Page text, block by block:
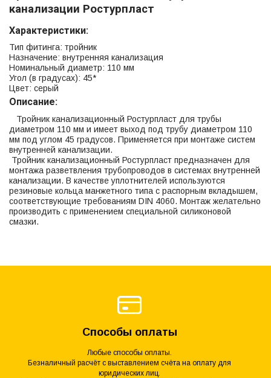
канализации Ростурпласт
Характеристики:
Тип фитинга: тройник
Назначение: внутренняя канализация
Номинальный диаметр: 110 мм
Угол (в градусах): 45*
Цвет: серый
Описание:
Тройник канализационный Ростурпласт для трубы
диаметром 110 мм и имеет выход под трубу диаметром 110
мм под углом 45 градусов. Применяется при монтаже систем
внутренней канализации.
Тройник канализационный Ростурпласт предназначен для
монтажа разветвления трубопроводов в системах внутренней
канализации. В качестве уплотнителей используются
резиновые кольца манжетного типа с распорным вкладышем,
соответствующие требованиям DIN 4060. Монтаж желательно
производить с применением специальной силиконовой
смазки.
Способы оплаты
Любые способы оплаты.
Безналичный расчёт с выставлением счёта на оплату для
юридических лиц.